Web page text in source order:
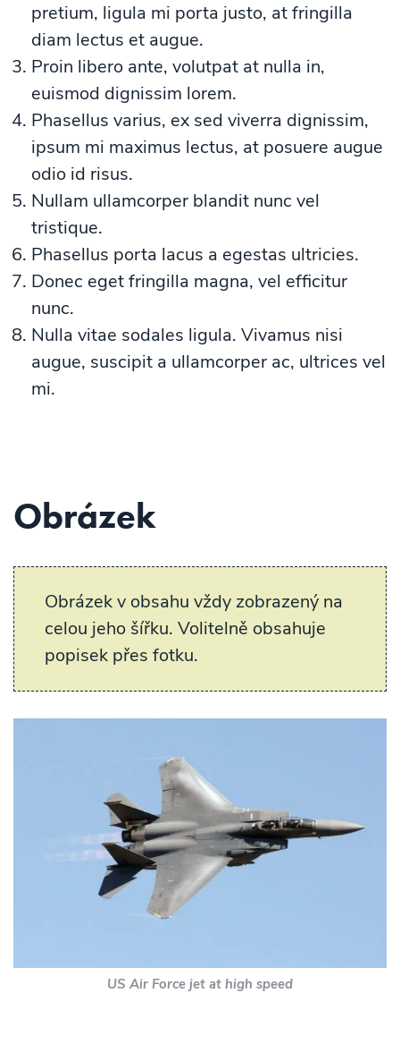
pretium, ligula mi porta justo, at fringilla
diam lectus et augue.
Proin libero ante, volutpat at nulla in,
euismod dignissim lorem.
Phasellus varius, ex sed viverra dignissim,
ipsum mi maximus lectus, at posuere augue
odio id risus.
Nullam ullamcorper blandit nunc vel
tristique.
Phasellus porta lacus a egestas ultricies.
Donec eget fringilla magna, vel efficitur
nunc.
Nulla vitae sodales ligula. Vivamus nisi
augue, suscipit a ullamcorper ac, ultrices vel
mi.
Obrázek
Obrázek v obsahu vždy zobrazený na
celou jeho šířku. Volitelně obsahuje
popisek přes fotku.
US Air Force jet at high speed